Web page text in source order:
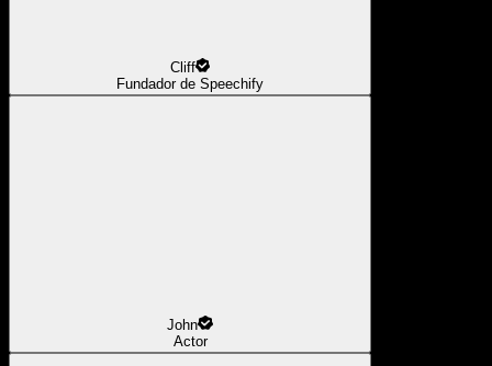
Cliff
Fundador de Speechify
John
Actor